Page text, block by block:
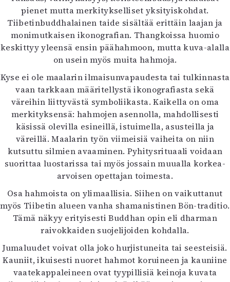
pienet mutta merkitykselliset yksityiskohdat.
Tiibetinbuddhalainen taide sisältää erittäin laajan ja
monimutkaisen ikonografian. Thangkoissa huomio
keskittyy yleensä ensin päähahmoon, mutta kuva-alalla
on usein myös muita hahmoja.
Kyse ei ole maalarin ilmaisunvapaudesta tai tulkinnasta
vaan tarkkaan määritellystä ikonografiasta sekä
väreihin liittyvästä symboliikasta. Kaikella on oma
merkityksensä: hahmojen asennolla, mahdollisesti
käsissä olevilla esineillä, istuimella, asusteilla ja
väreillä. Maalarin työn viimeisiä vaiheita on niin
kutsuttu silmien avaaminen. Pyhitysrituaali voidaan
suorittaa luostarissa tai myös jossain muualla korkea-
arvoisen opettajan toimesta.
Osa hahmoista on ylimaallisia. Siihen on vaikuttanut
myös Tiibetin alueen vanha shamanistinen Bön-traditio.
Tämä näkyy erityisesti Buddhan opin eli dharman
raivokkaiden suojelijoiden kohdalla.
Jumaluudet voivat olla joko hurjistuneita tai seesteisiä.
Kauniit, ikuisesti nuoret hahmot koruineen ja kauniine
vaatekappaleineen ovat tyypillisiä keinoja kuvata